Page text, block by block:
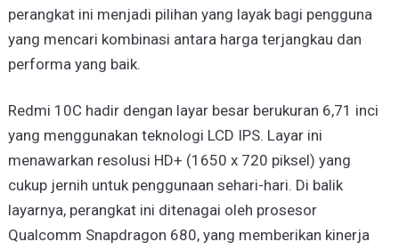
perangkat ini menjadi pilihan yang layak bagi pengguna
yang mencari kombinasi antara harga terjangkau dan
performa yang baik.
Redmi 10C hadir dengan layar besar berukuran 6,71 inci
yang menggunakan teknologi LCD IPS. Layar ini
menawarkan resolusi HD+ (1650 x 720 piksel) yang
cukup jernih untuk penggunaan sehari-hari. Di balik
layarnya, perangkat ini ditenagai oleh prosesor
Qualcomm Snapdragon 680, yang memberikan kinerja